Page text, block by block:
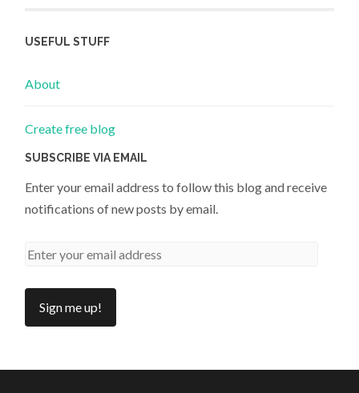
USEFUL STUFF
About
Create free blog
SUBSCRIBE VIA EMAIL
Enter your email address to follow this blog and receive
notifications of new posts by email.